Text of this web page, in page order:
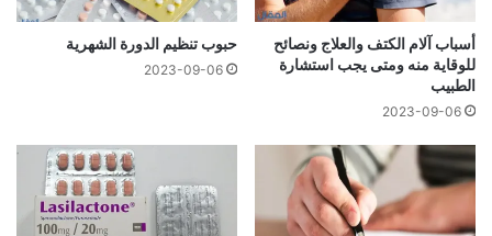
أسباب آلام الكتف والعلاج ونصائح
للوقاية منه ومتى يجب استشارة
الطبيب
2023-09-06
حبوب تنظيم الدورة الشهرية
2023-09-06